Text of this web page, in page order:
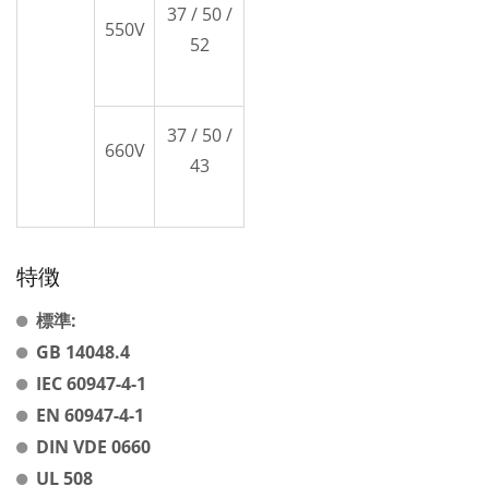
550V
37 / 50 /
52
660V
37 / 50 /
43
特徴
標準:
GB 14048.4
IEC 60947-4-1
EN 60947-4-1
DIN VDE 0660
UL 508